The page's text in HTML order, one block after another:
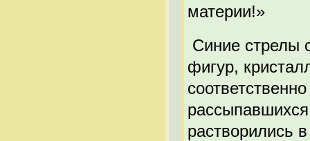
материи!»
Синие стрелы
фигур,
растворились